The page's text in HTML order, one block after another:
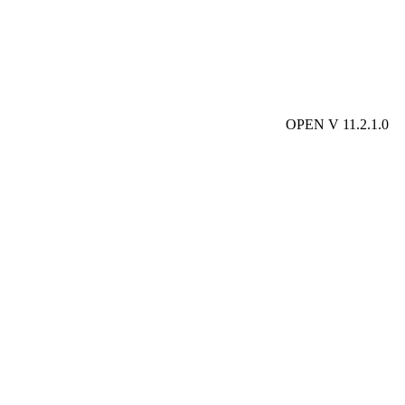
OPEN V 11.2.1.0